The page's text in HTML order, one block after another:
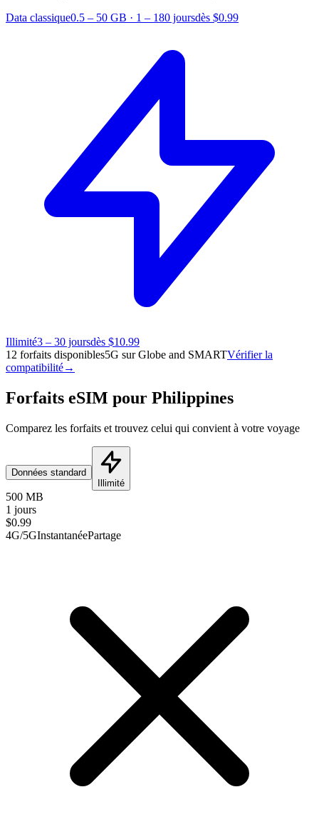
Data classique0.5 – 50 GB · 1 – 180 joursdès $0.99
Illimité3 – 30 joursdès $10.99
12 forfaits disponibles5G sur Globe and SMARTVérifier la
compatibilité→
Forfaits eSIM pour Philippines
Comparez les forfaits et trouvez celui qui convient à votre voyage
Données standard
Illimité
500 MB
1 jours
$0.99
4G/5GInstantanéePartage